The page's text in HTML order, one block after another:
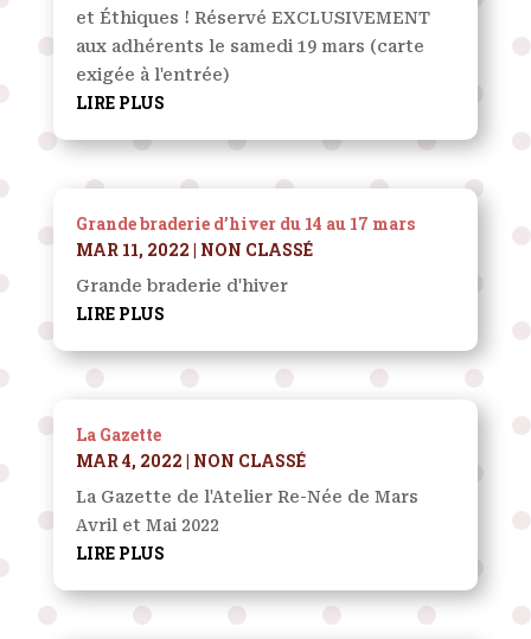
et Éthiques ! Réservé EXCLUSIVEMENT
aux adhérents le samedi 19 mars (carte
exigée à l'entrée)
LIRE PLUS
Grande braderie d’hiver du 14 au 17 mars
MAR 11, 2022 | NON CLASSÉ
Grande braderie d'hiver
LIRE PLUS
La Gazette
MAR 4, 2022 | NON CLASSÉ
La Gazette de l'Atelier Re-Née de Mars
Avril et Mai 2022
LIRE PLUS